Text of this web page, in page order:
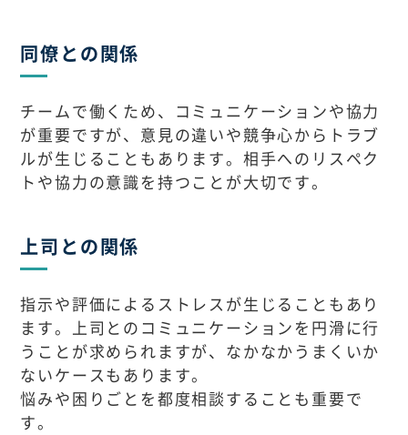
同僚との関係
チームで働くため、コミュニケーションや協力
が重要ですが、意見の違いや競争心からトラブ
ルが生じることもあります。相手へのリスペク
トや協力の意識を持つことが大切です。
上司との関係
指示や評価によるストレスが生じることもあり
ます。上司とのコミュニケーションを円滑に行
うことが求められますが、なかなかうまくいか
ないケースもあります。
悩みや困りごとを都度相談することも重要で
す。